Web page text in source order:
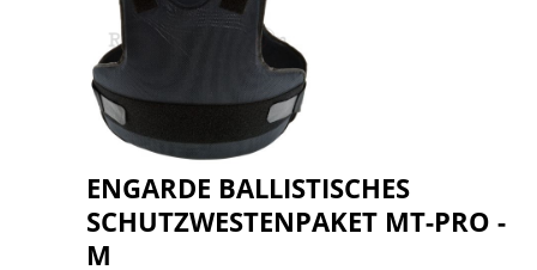
ENGARDE BALLISTISCHES
SCHUTZWESTENPAKET MT-PRO -
M